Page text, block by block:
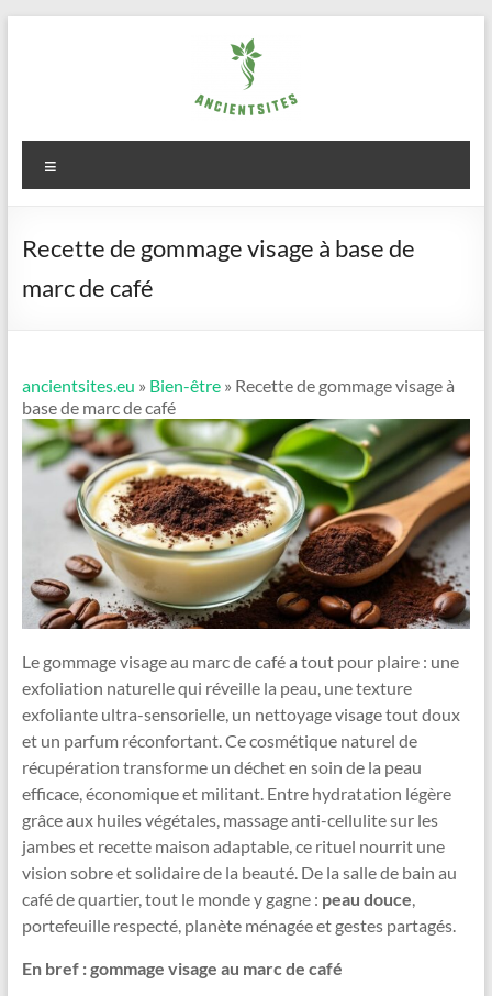
ancientsites.eu
Recette de gommage visage à base de
marc de café
ancientsites.eu » Bien-être» Recette de gommage visage à
base de marc de café
Le gommage visage au marc de café a tout pour plaire : une
exfoliation naturelle qui réveille la peau, une texture
exfoliante ultra-sensorielle, un nettoyage visage tout doux
et un parfum réconfortant. Ce cosmétique naturel de
récupération transforme un déchet en soin de la peau
efficace, économique et militant. Entre hydratation légère
grâce aux huiles végétales, massage anti-cellulite sur les
jambes et recette maison adaptable, ce rituel nourrit une
vision sobre et solidaire de la beauté. De la salle de bain au
café de quartier, tout le monde y gagne : peau douce,
portefeuille respecté, planète ménagée et gestes partagés.
En bref : gommage visage au marc de café